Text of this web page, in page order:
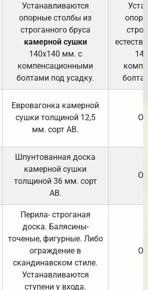
Устанавливаются
опорные столбы из
строганного бруса
камерной сушки
140х140 мм. с
компенсационными
болтами под усадку.
Евровагонка камерной
сушки толщиной 12,5
мм. сорт АВ.
Шпунтованная доска
камерной сушки
толщиной 36 мм. сорт
АВ.
Перила- строганая
доска. Балясины-
точеные, фигурные. Либо
ограждение в
скандинавском стиле.
Устанавливаются
ступени у входа.